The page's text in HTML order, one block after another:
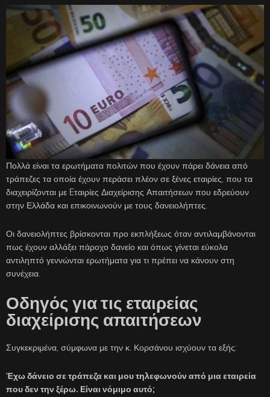
Πολλά είναι τα ερωτήματα πολιτών που έχουν πάρει δάνεια από
τράπεζες τα οποία έχουν περάσει πλέον σε ξένες εταιρίες, που τα
διαχειρίζονται με Eταιρίες Διαχείρισης Απαιτήσεων που εδρεύουν
στην Ελλάδα και επικοινωνούν με τους δανειολήπτες.
Οι δανειολήπτες βρίσκονται προ εκπλήξεως όταν αντιλαμβάνονται
πως έχουν αλλάξει πάροχο δανείο και όπως γίνεται εύκολα
αντιληπτό γεννώνται ερωτήματα για τι πρέπει να κάνουν στη
συνέχεια.
Οδηγός για τις εταιρείας
διαχείρισης απαιτήσεων
Συγκεκριμένα, σύμφωνα με την κ. Κορσάνου ισχύουν τα εξής:
Έχω δάνειο σε τράπεζα και μου τηλεφωνούν από μια εταιρεία
που δεν την ξέρω. Είναι νόμιμο αυτό;